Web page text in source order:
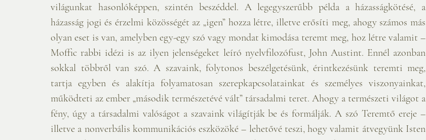
világunkat hasonlóképpen, szintén beszéddel. A legegyszerűbb példa a házasságkötésé, a
házasság jogi és érzelmi közösségét az „igen” hozza létre, illetve erősíti meg, ahogy számos más
olyan eset is van, amelyben egy-egy szó vagy mondat kimodása teremt meg, hoz létre valamit –
Moffic rabbi idézi is az ilyen jelenségeket leíró nyelvfilozófust, John Austint. Ennél azonban
sokkal többről van szó. A szavaink, folytonos beszélgetésünk, érintkezésünk teremti meg,
tartja egyben és alakítja folyamatosan szerepkapcsolatainkat és személyes viszonyainkat,
működteti az ember „második természetévé vált” társadalmi teret. Ahogy a természeti világot a
fény, úgy a társadalmi valóságot a szavaink világítják be és formálják. A szó Teremtő ereje –
illetve a nonverbális kommunikációs eszközöké – lehetővé teszi, hogy valamit átvegyünk Isten